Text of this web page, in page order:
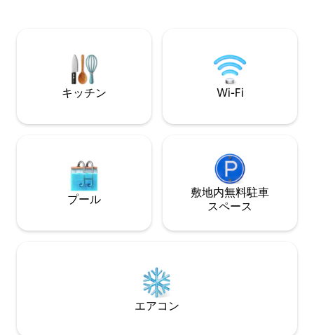
方には割引があります。長期滞在は2名様
のみ。ラッシュモア山、キーストーンま
で25分、バッドランズまで1時間。繁華街
の近く。キッチンとリビングルーム、フ
ー、大きなRokuテレビ2台。😊お楽しみ
キッチン Wi-Fi
プール
敷地内無料駐⁠車
ス⁠ペ⁠ー⁠ス
エアコン